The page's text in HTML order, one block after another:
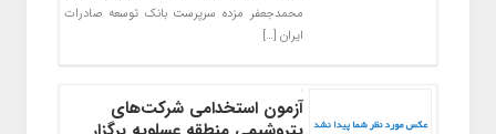
محمدجعفر مزده سرپرست بانک توسعه صادرات
ایران […]
آزمون استخدامی شرکت‌های